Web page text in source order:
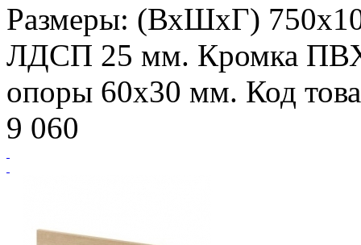
Размеры: (ВхШхГ)
ЛДСП 25 мм. Кромка
опоры 60х30 мм. Код
9 060